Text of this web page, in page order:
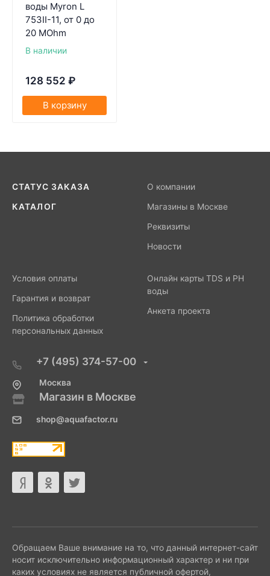
воды Myron L
753II-11, от 0 до
20 MOhm
В наличии
128 552 ₽
В корзину
СТАТУС ЗАКАЗА
КАТАЛОГ
О компании
Магазины в Москве
Реквизиты
Новости
Условия оплаты
Гарантия и возврат
Политика обработки
персональных данных
Онлайн карты TDS и PH
воды
Анкета проекта
+7 (495) 374-57-00
Москва
Магазин в Москве
shop@aquafactor.ru
Обращаем Ваше внимание на то, что данный интернет-сайт
носит исключительно информационный характер и ни при
каких условиях не является публичной офертой,